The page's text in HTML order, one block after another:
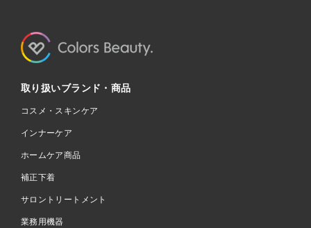
取り扱いブランド・商品
コスメ・スキンケア
インナーケア
ホームケア商品
補正下着
サロントリートメント
業務用機器